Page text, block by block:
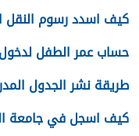
كيف اسدد رسوم النقل
حساب عمر الطفل لدخول
طريقة نشر الجدول
كيف اسجل في جامعة